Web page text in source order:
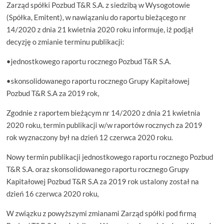
Zarząd spółki Pozbud T&R S.A. z siedzibą w Wysogotowie
(Spółka, Emitent), w nawiązaniu do raportu bieżącego nr
14/2020 z dnia 21 kwietnia 2020 roku informuje, iż podjął
decyzję o zmianie terminu publikacji:
•jednostkowego raportu rocznego Pozbud T&R S.A.
•skonsolidowanego raportu rocznego Grupy Kapitałowej
Pozbud T&R S.A za 2019 rok,
Zgodnie z raportem bieżącym nr 14/2020 z dnia 21 kwietnia
2020 roku, termin publikacji w/w raportów rocznych za 2019
rok wyznaczony był na dzień 12 czerwca 2020 roku.
Nowy termin publikacji jednostkowego raportu rocznego Pozbud
T&R S.A. oraz skonsolidowanego raportu rocznego Grupy
Kapitałowej Pozbud T&R S.A za 2019 rok ustalony został na
dzień 16 czerwca 2020 roku,
W związku z powyższymi zmianami Zarząd spółki pod firmą